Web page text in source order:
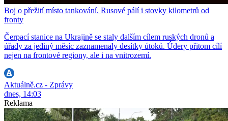
Boj o přežití místo tankování. Rusové pálí i stovky kilometrů od
fronty
Čerpací stanice na Ukrajině se staly dalším cílem ruských dronů a
úřady za jediný měsíc zaznamenaly desítky útoků. Údery přitom cílí
nejen na frontové regiony, ale i na vnitrozemí.
Aktuálně.cz - Zprávy
dnes, 14:03
Reklama